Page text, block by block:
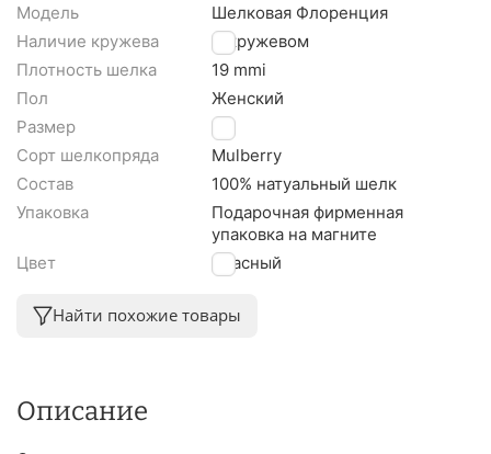
Модель
Шелковая Флоренция
Наличие кружева
С кружевом
Плотность шелка
19 mmi
Пол
Женский
Размер
S
Сорт шелкопряда
Mulberry
Состав
100% натуальный шелк
Упаковка
Подарочная фирменная
упаковка на магните
Цвет
Красный
Найти похожие товары
Описание